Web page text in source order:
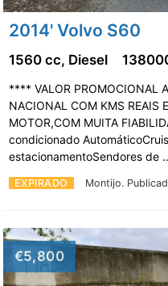
2014' Volvo S60
EXPIRADO Montijo.
1560 cc, Diesel
**** VALOR PROMOCIONAL
NACIONAL COM KMS REAIS
MOTOR,COM MUITA
condicionado
estacionamentoSendores de
€5,800